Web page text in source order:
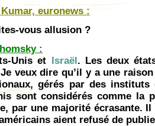
euronews :
vous allusion ?
:
Unis et Israël. Les deux
veux dire qu’il y a une
gérés par des instituts
sont considérés comme la
par une majorité écrasante.
aient refusé de